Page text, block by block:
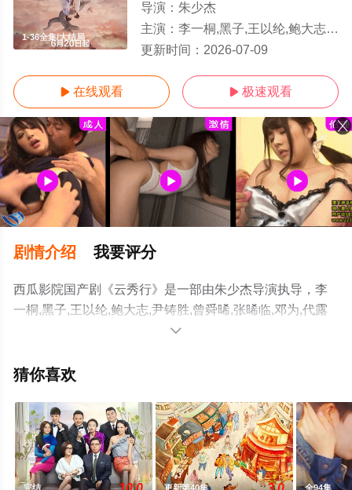
1-36全集/大结局
导演： 朱少杰
主演： 李一桐,黑子,王以纶,鲍大志,尹铸胜,曾舜晞,张晞临,邓为,代露娃,简宇熙,邓孝慈,程泓鑫,范静雯,
更新时间： 2026-07-09
 在线观看  极速观看
剧情介绍 我要评分
西瓜影院国产剧《云秀行》是一部由朱少杰导演执导，李
一桐,黑子,王以纶,鲍大志,尹铸胜,曾舜晞,张晞临,邓为,代露
娃,简宇熙,邓孝慈,程泓鑫,范静雯,田嘉瑞等明星精彩演绎的
免费观看高清无删减完整版电视剧全集就上西瓜影视，更
了解。

猜你喜欢
完结 更新第40集 全94集